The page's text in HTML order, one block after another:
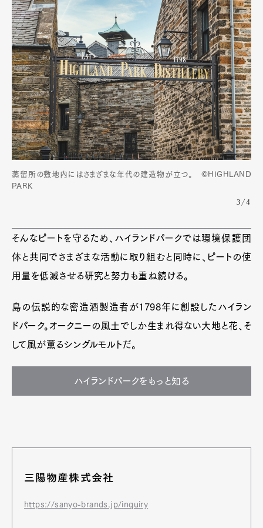
蒸留所の敷地内にはさまざまな年代の建造物が立つ。 ©HIGHLAND
PARK
3/4
そんなピートを守るため、ハイランドパークでは環境保護団
体と共同でさまざまな活動に取り組むと同時に、ピートの使
用量を低減させる研究と努力も重ね続ける。
島の伝説的な密造酒製造者が1798年に創設したハイラン
ドパーク。オークニーの風土でしか生まれ得ない大地と花、そ
して風が薫るシングルモルトだ。
ハイランドパークをもっと知る
三陽物産株式会社
https://sanyo-brands.jp/inquiry